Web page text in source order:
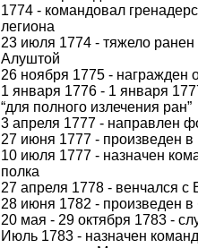
1774 - командовал
легиона
23 июля 1774 - тяжело
Алуштой
26 ноября 1775 - награжден
1 января 1776 - 1 января
“для полного излечения ран”
3 апреля 1777 - направлен
27 июня 1777 - произведен в
10 июля 1777 - назначен
полка
27 апреля 1778 - венчался с
28 июня 1782 - произведен в
20 мая - 29 октября 1783 -
Июль 1783 - назначен